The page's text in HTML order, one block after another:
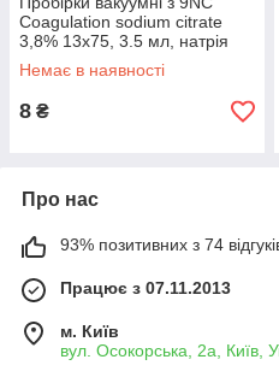
Coagulation sodium citrate
3,8% 13x75, 3.5 мл, натрія
цитрат, VACUETTE
Немає в наявності
8 ₴
Про нас
93% позитивних з 74
Працює з 07.11.2013
м. Київ
вул. Осокорська, 2а, Київ,